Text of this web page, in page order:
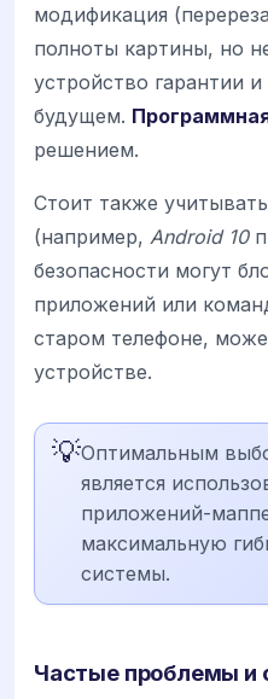
модификация
полноты картины, но
устройство гарантии
будущем.
решением.
Стоит также
(например, Android 10
безопасности могут
приложений или
старом телефоне,
устройстве.
💡Оптимальным
является
приложений-
максимальную
системы.
Частые проблемы и